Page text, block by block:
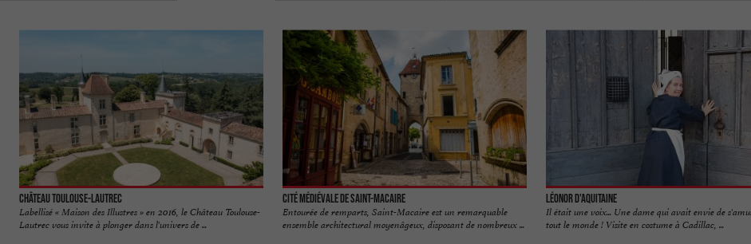
Château Toulouse-Lautrec
Labellisé « Maison des Illustres » en 2016, le Château Toulouse-
Lautrec vous invite à plonger dans l'univers de ...
Cité médiévale de Saint-Macaire
Entourée de remparts, Saint-Macaire est un remarquable
ensemble architectural moyenâgeux, disposant de nombreux ...
Léonor d'Aquitaine
Il était une voix... Une dame qui avait envie de
tout le monde ! Visite en costume à Cadillac, ...